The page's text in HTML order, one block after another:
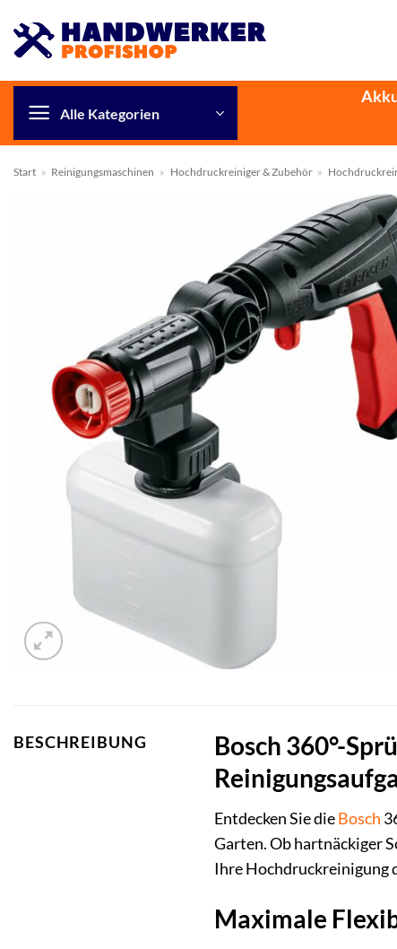
Inhalt
springen
Alle Kategorien
Start » Reinigungsmaschinen » Hochdruckreiniger & Zubehör »
BESCHREIBUNG
Bosch 360°-
Entdecken Sie dieBosch
Garten. Ob hartnäckiger
Ihre Hochdruckreinigung
Maximale